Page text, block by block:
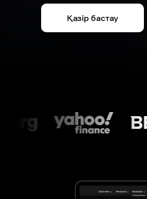
Қазір бастау